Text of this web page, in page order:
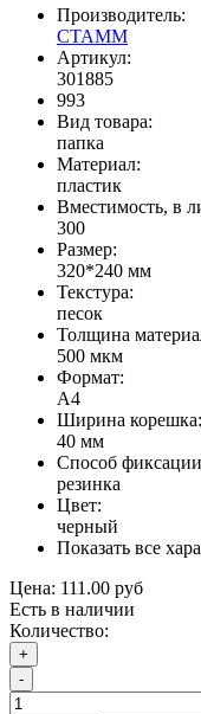
Производитель:
СТАММ
Артикул:
301885
993
Вид товара:
папка
Материал:
пластик
Вместимость, в
300
Размер:
320*240 мм
Текстура:
песок
Толщина
500 мкм
Формат:
А4
Ширина корешка:
40 мм
Способ
резинка
Цвет:
черный
Показать все
Цена: 111.00 руб
Есть в наличии
Количество:
+
-